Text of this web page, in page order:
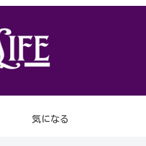
気になる